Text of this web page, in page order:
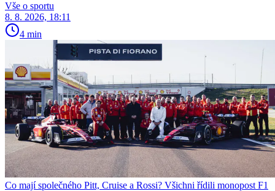
Vše o sportu
8. 8. 2026, 18:11
4 min
Co mají společného Pitt, Cruise a Rossi? Všichni řídili monopost F1